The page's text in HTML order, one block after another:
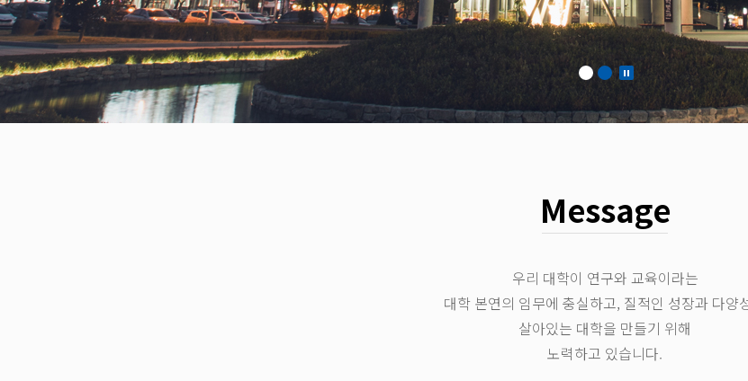
Message
우리 대학이 연구와 교육이라는
대학 본연의 임무에 충실하고, 질적인 성장과 다양
살아있는 대학을 만들기 위해
노력하고 있습니다.